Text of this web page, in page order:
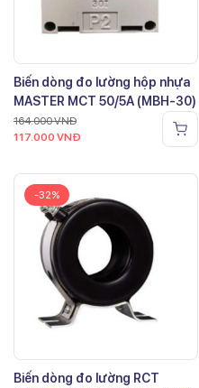
Biến dòng đo lường hộp nhựa
MASTER MCT 50/5A (MBH-30)
164.000VNĐ
117.000 VNĐ
-32%
Biến dòng đo lường RCT